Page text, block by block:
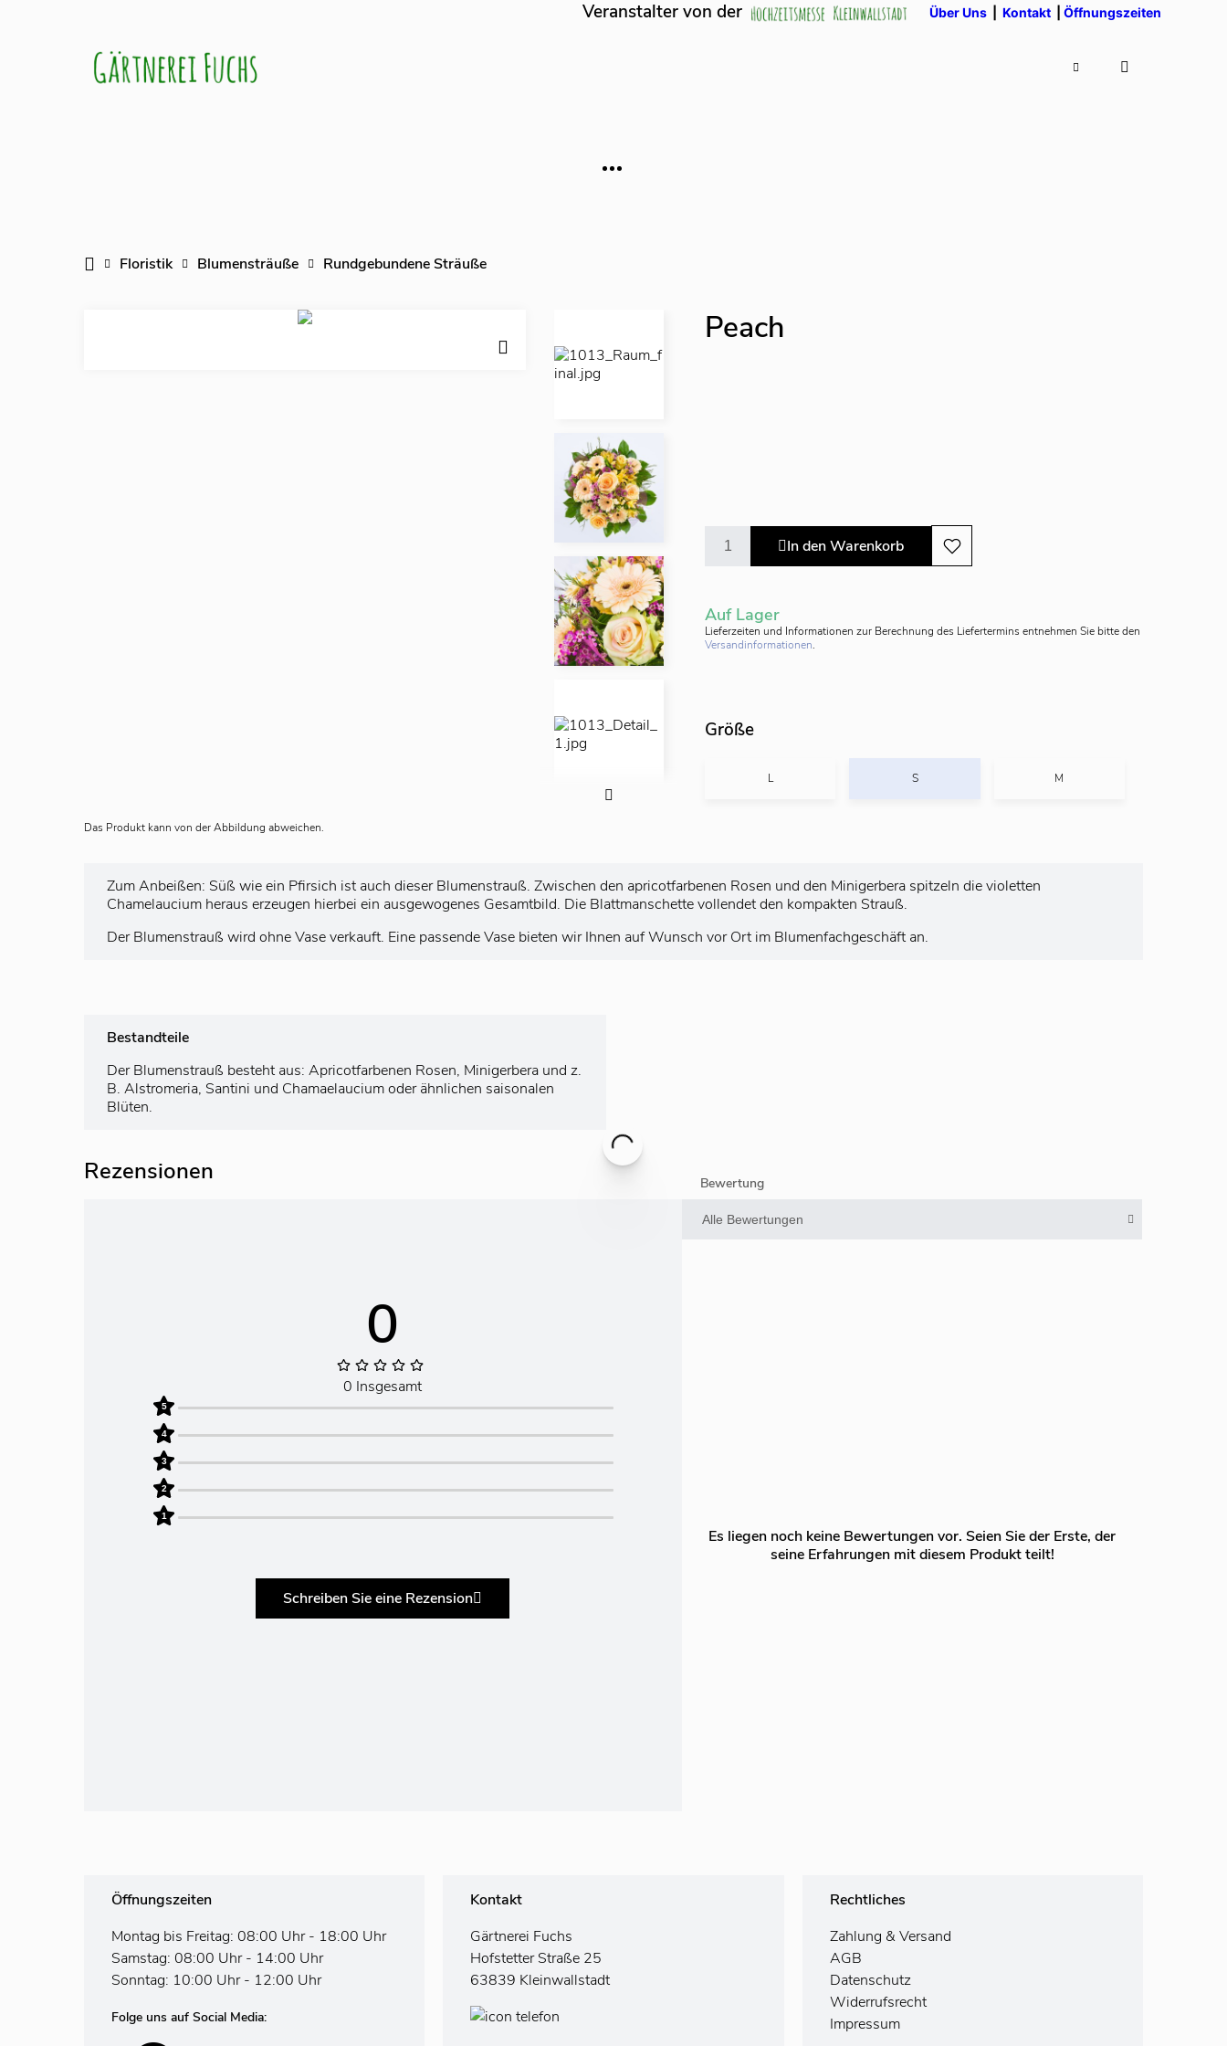
Veranstalter von der Über Uns Kontakt Öffnungszeiten
Floristik Blumensträuße Rundgebundene Sträuße
Das Produkt kann von der Abbildung abweichen.
Peach
In den Warenkorb
Auf Lager
Lieferzeiten und Informationen zur Berechnung des Liefertermins entnehmen Sie bitte den
Versandinformationen.
Größe
L S M
Zum Anbeißen: Süß wie ein Pfirsich ist auch dieser Blumenstrauß. Zwischen den apricotfarbenen Rosen und den Minigerbera spitzeln die violetten
Chamelaucium heraus erzeugen hierbei ein ausgewogenes Gesamtbild. Die Blattmanschette vollendet den kompakten Strauß.
Der Blumenstrauß wird ohne Vase verkauft. Eine passende Vase bieten wir Ihnen auf Wunsch vor Ort im Blumenfachgeschäft an.
Bestandteile
Der Blumenstrauß besteht aus: Apricotfarbenen Rosen, Minigerbera und z.
B. Alstromeria, Santini und Chamaelaucium oder ähnlichen saisonalen
Blüten.
Rezensionen
0
0 Insgesamt
5
4
3
2
1
Schreiben Sie eine Rezension
Bewertung
Es liegen noch keine Bewertungen vor. Seien Sie der Erste, der
seine Erfahrungen mit diesem Produkt teilt!
Öffnungszeiten
Montag bis Freitag: 08:00 Uhr - 18:00 Uhr
Samstag: 08:00 Uhr - 14:00 Uhr
Sonntag: 10:00 Uhr - 12:00 Uhr
Folge uns auf Social Media:
Kontakt
Gärtnerei Fuchs
Hofstetter Straße 25
63839 Kleinwallstadt
Rechtliches
Zahlung & Versand
AGB
Datenschutz
Widerrufsrecht
Impressum